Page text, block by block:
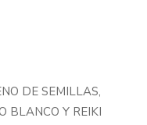
DE SEMILLAS,
BLANCO Y REIKI